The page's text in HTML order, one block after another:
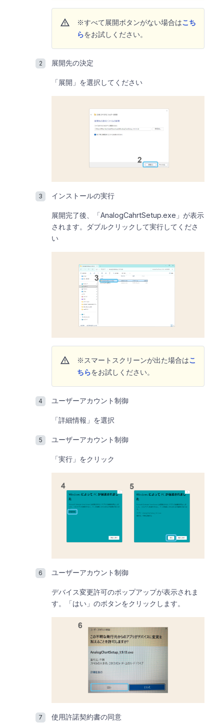
warning ※すべて展開ボタンがない場合はこち
らをお試しください。
展開先の決定
「展開」を選択してください
インストールの実行
展開完了後、「AnalogCahrtSetup.exe」が表示
されます。ダブルクリックして実行してくださ
い
warning ※スマートスクリーンが出た場合はこ
ちらをお試しください。
ユーザーアカウント制御
「詳細情報」を選択
ユーザーアカウント制御
「実行」をクリック
ユーザーアカウント制御
デバイス変更許可のポップアップが表示されま
す。「はい」のボタンをクリックします。
使用許諾契約書の同意